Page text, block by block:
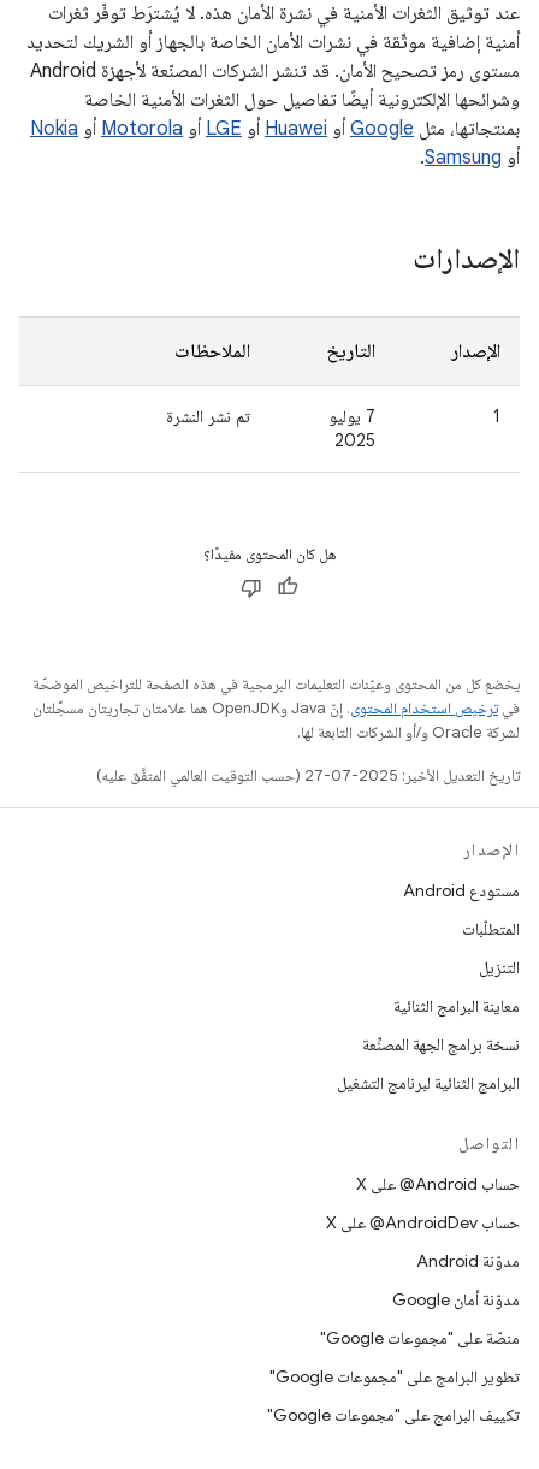
عند توثيق الثغرات الأمنية في نشرة الأمان هذه. لا يُشترَط توفّر ثغرات
أمنية إضافية موثّقة في نشرات الأمان الخاصة بالجهاز أو الشريك لتحديد
مستوى رمز تصحيح الأمان. قد تنشر الشركات المصنّعة لأجهزة Android
وشرائحها الإلكترونية أيضًا تفاصيل حول الثغرات الأمنية الخاصة
بمنتجاتها، مثل Google أو Huawei أو LGE أو Motorola أو Nokia
أو Samsung
.
الإصدارات
الإصدار التاريخ الملاحظات
1
‫7 يوليو
2025
تم نشر النشرة
هل كان المحتوى مفيدًا؟
يخضع كل من المحتوى وعيّنات التعليمات البرمجية في هذه الصفحة للتراخيص الموضحّة
فيترخيص استخدام المحتوى
. إنّ Java وOpenJDK هما علامتان تجاريتان مسجَّلتان
لشركة Oracle و/أو الشركات التابعة لها.
تاريخ التعديل الأخير: 2025-07-27 (حسب التوقيت العالمي المتفَّق عليه)
الإصدار
مستودع Android
المتطلّبات
التنزيل
معاينة البرامج الثنائية
نسخة برامج الجهة المصنِّعة
البرامج الثنائية لبرنامج التشغيل
التواصل
حساب ‎@Android على X
حساب ‎@AndroidDev على X
مدوّنة Android
مدوّنة أمان Google
منصّة على "مجموعات Google"
تطوير البرامج على "مجموعات Google"
تكييف البرامج على "مجموعات Google"